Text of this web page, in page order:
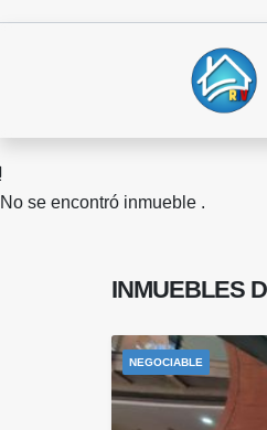
No se encontró inmueble .
INMUEBLES
NEGOCIABLE